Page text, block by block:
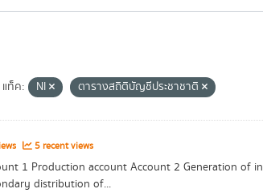
แท็ค: NI ตารางสถิติบัญชีประชาชาติ
5 recent views
1 Production account Account 2 Generation of
distribution of...